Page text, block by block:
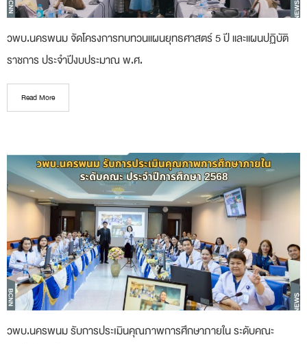
วพบ.นครพนม จัดโครงการทบทวนแผนยุทธศาสตร์ 5 ปี และแผนปฏิบัติ
ราชการ ประจำปีงบประมาณ พ.ศ.
Read More
วพบ.นครพนม รับการประเมินคุณภาพการศึกษาภายใน ระดับคณะ